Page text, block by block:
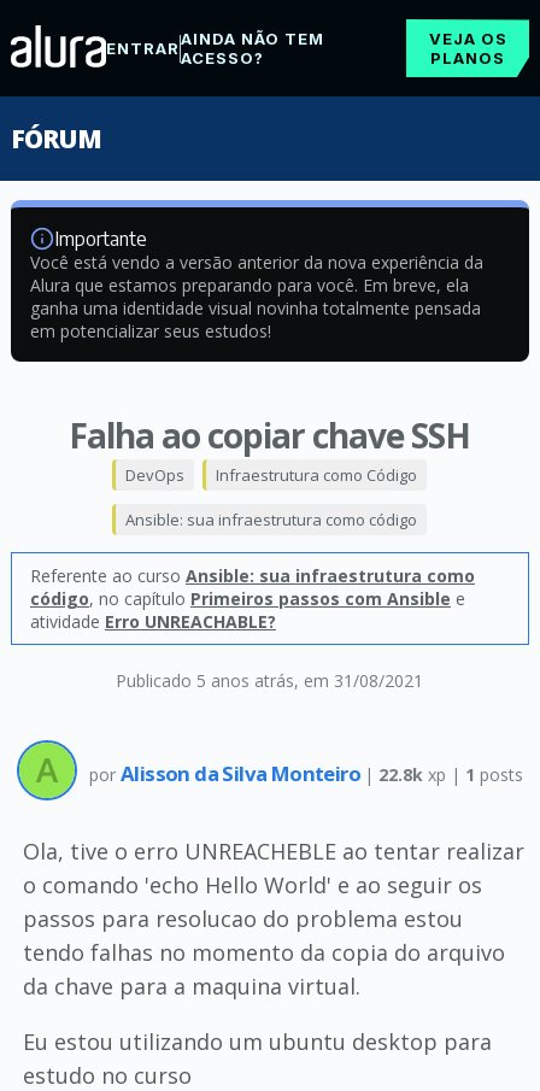
ENTRARAINDA NÃO TEM
ACESSO?
VEJA OS
PLANOS
FÓRUM
Importante
Você está vendo a versão anterior da nova experiência da
Alura que estamos preparando para você. Em breve, ela
ganha uma identidade visual novinha totalmente pensada
em potencializar seus estudos!
Falha ao copiar chave SSH
Publicado 5 anos atrás, em 31/08/2021
DevOps Infraestrutura como Código
Ansible: sua infraestrutura como código
Referente ao curso Ansible: sua infraestrutura como
código, no capítulo Primeiros passos com Ansible e
atividade Erro UNREACHABLE?
por Alisson da Silva Monteiro | 22.8k xp | 1 posts
Ola, tive o erro UNREACHEBLE ao tentar realizar
o comando 'echo Hello World' e ao seguir os
passos para resolucao do problema estou
tendo falhas no momento da copia do arquivo
da chave para a maquina virtual.
Eu estou utilizando um ubuntu desktop para
estudo no curso